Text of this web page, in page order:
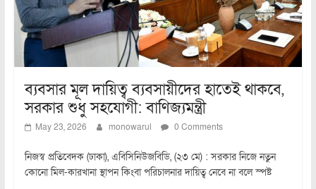
ব্যবসার মূল দায়িত্ব ব্যবসায়ীদের হাতেই থাকবে,
সরকার শুধু সহযোগী: বাণিজ্যমন্ত্রী
May 23, 2026 monowarul 0 Comments
নিজস্ব প্রতিবেদক (ঢাকা), এবিসিনিউজবিডি, (২৩ মে) : সরকার নিজে নতুন
কোনো মিল-কারখানা স্থাপন কিংবা পরিচালনার দায়িত্ব নেবে না বলে স্পষ্ট